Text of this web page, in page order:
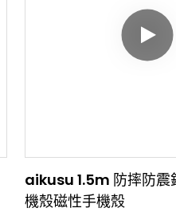
aikusu 1.5m 防摔防震
機殼磁性手機殼